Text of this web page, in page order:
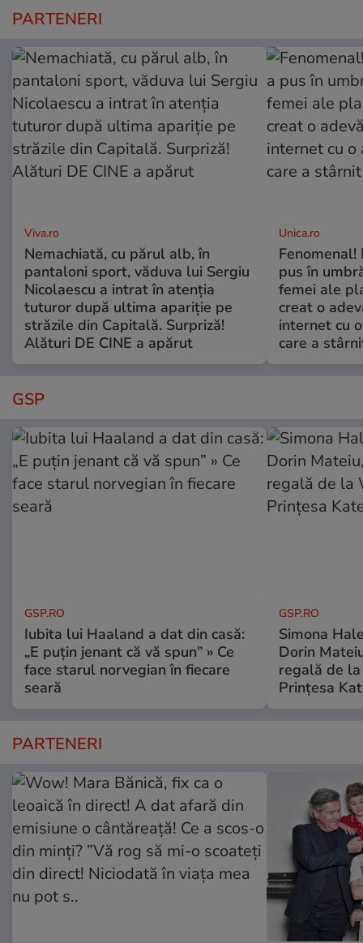
PARTENERI
Viva.ro
Nemachiată, cu părul alb, în
pantaloni sport, văduva lui Sergiu
Nicolaescu a intrat în atenția
tuturor după ultima apariție pe
străzile din Capitală. Surpriză!
Alături DE CINE a apărut
Unica.ro
pus în
femei ale
creat o
internet cu
care a
GSP
GSP.RO
Iubita lui Haaland a dat din casă:
„E puțin jenant că vă spun” » Ce
face starul norvegian în fiecare
seară
GSP.RO
Simona
Dorin
regală de
Prințesa
PARTENERI